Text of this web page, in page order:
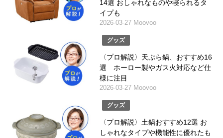
14選 おしゃれなものや寝られるタ
イプも
2026-03-27 Moovoo
グッズ
〈プロ解説〉天ぷら鍋、おすすめ16
選 ホーロー製やガス火対応など仕
様に注目
2026-03-27 Moovoo
グッズ
〈プロ解説〉土鍋おすすめ12選 お
しゃれなタイプや機能性に優れたも